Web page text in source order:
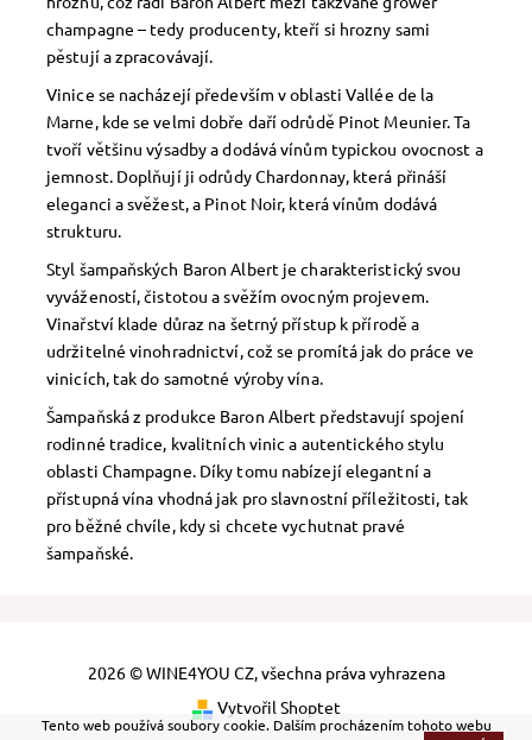
champagne – tedy producenty, kteří si hrozny sami
pěstují a zpracovávají.
Vinice se nacházejí především v oblasti Vallée de la
Marne, kde se velmi dobře daří odrůdě Pinot Meunier. Ta
tvoří většinu výsadby a dodává vínům typickou ovocnost a
jemnost. Doplňují ji odrůdy Chardonnay, která přináší
eleganci a svěžest, a Pinot Noir, která vínům dodává
strukturu.
Styl šampaňských Baron Albert je charakteristický svou
vyvážeností, čistotou a svěžím ovocným projevem.
Vinařství klade důraz na šetrný přístup k přírodě a
udržitelné vinohradnictví, což se promítá jak do práce ve
vinicích, tak do samotné výroby vína.
Šampaňská z produkce Baron Albert představují spojení
rodinné tradice, kvalitních vinic a autentického stylu
oblasti Champagne. Díky tomu nabízejí elegantní a
přístupná vína vhodná jak pro slavnostní příležitosti, tak
pro běžné chvíle, kdy si chcete vychutnat pravé
šampaňské.
2026 © WINE4YOU CZ, všechna práva vyhrazena
Vytvořil Shoptet
Tento web používá soubory cookie. Dalším procházením tohoto webu